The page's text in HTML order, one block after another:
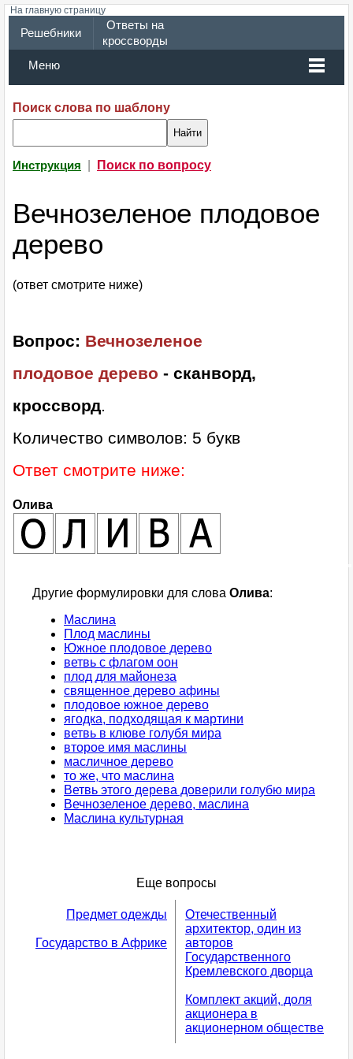
На главную страницу
Решебники
Ответы на
кроссворды
Меню
Поиск слова по шаблону
Инструкция Поиск по вопросу
Вечнозеленое плодовое
дерево
(ответ смотрите ниже)
Вопрос: Вечнозеленое
плодовое дерево - сканворд,
кроссворд.
Количество символов: 5 букв
Ответ смотрите ниже:
Олива
Другие формулировки для слова Олива:
Маслина
Плод маслины
Южное плодовое дерево
ветвь с флагом оон
плод для майонеза
священное дерево афины
плодовое южное дерево
ягодка, подходящая к мартини
ветвь в клюве голубя мира
второе имя маслины
масличное дерево
то же, что маслина
Ветвь этого дерева доверили голубю мира
Вечнозеленое дерево, маслина
Маслина культурная
Еще вопросы
Предмет одежды
Государство в Африке
Отечественный
архитектор, один из
авторов
Государственного
Кремлевского дворца
Комплект акций, доля
акционера в
акционерном обществе